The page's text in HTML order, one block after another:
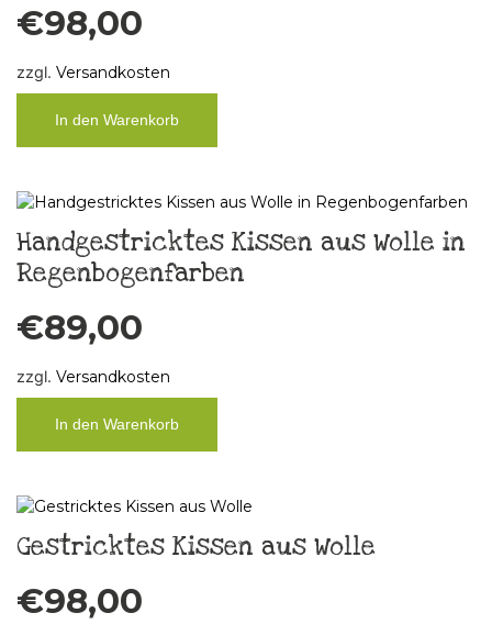
€98,00
zzgl. Versandkosten
In den Warenkorb
Handgestricktes Kissen aus Wolle in
Regenbogenfarben
€89,00
zzgl. Versandkosten
In den Warenkorb
Gestricktes Kissen aus Wolle
€98,00